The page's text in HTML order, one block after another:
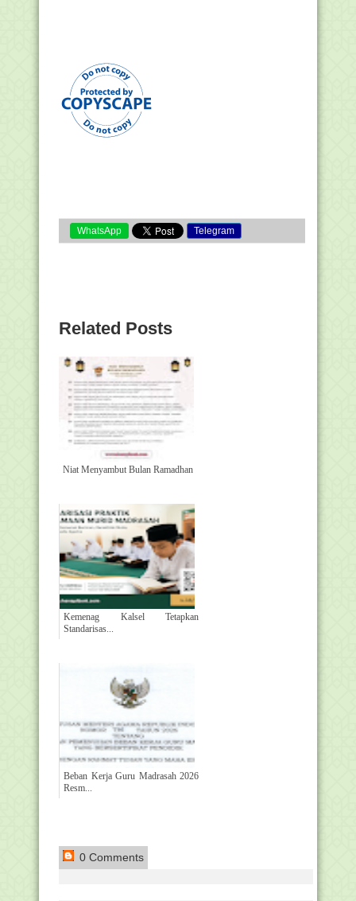
WhatsApp Telegram
Related Posts
Niat Menyambut Bulan Ramadhan
Kemenag Kalsel Tetapkan
Standarisas...
Beban Kerja Guru Madrasah 2026
Resm...
0 Comments